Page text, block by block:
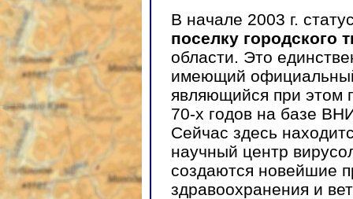
В начале 2003 г.
поселку городского
области. Это
имеющий
являющийся при этом
70-х годов на базе
Сейчас здесь
научный центр
создаются новейшие
здравоохранения и